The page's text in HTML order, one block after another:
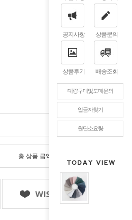
공지사항 상품문의
상품후기 배송조회
대량구매및도매문의
입금자찾기
원단소요량
총 상품 금액